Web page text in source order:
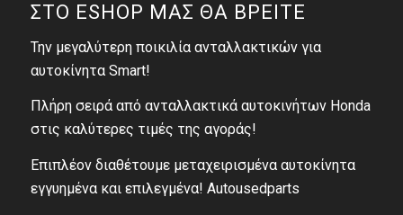
ΣΤΟ ESHOP ΜΑΣ ΘΑ ΒΡΕΙΤΕ
Την μεγαλύτερη ποικιλία ανταλλακτικών για
αυτοκίνητα Smart!
Πλήρη σειρά από ανταλλακτικά αυτοκινήτων Honda
στις καλύτερες τιμές της αγοράς!
Επιπλέον διαθέτουμε μεταχειρισμένα αυτοκίνητα
εγγυημένα και επιλεγμένα! Autousedparts